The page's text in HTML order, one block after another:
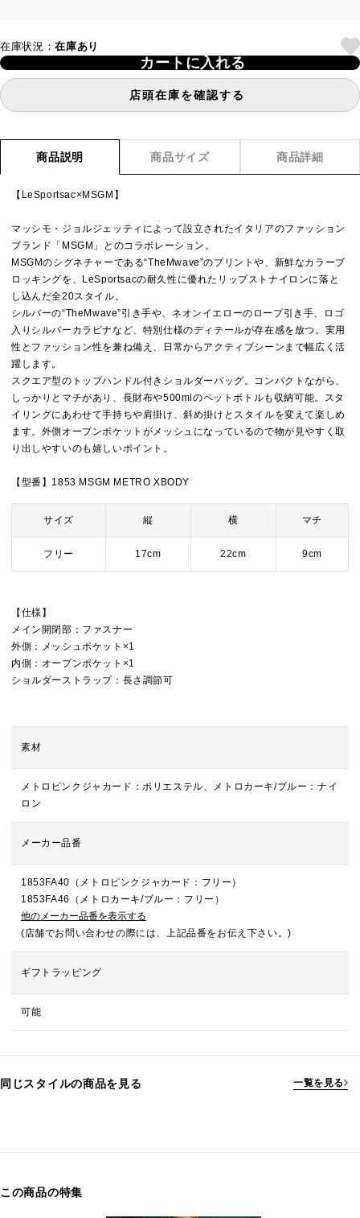
在庫状況：在庫あり
カートに入れる
店頭在庫を確認する
商品説明 商品サイズ 商品詳細
【LeSportsac×MSGM】
マッシモ・ジョルジェッティによって設立されたイタリアのファッション
ブランド「MSGM」とのコラボレーション。
MSGMのシグネチャーである“TheMwave”のプリントや、新鮮なカラーブ
ロッキングを、LeSportsacの耐久性に優れたリップストナイロンに落と
し込んだ全20スタイル。
シルバーの“TheMwave”引き手や、ネオンイエローのロープ引き手、ロゴ
入りシルバーカラビナなど、特別仕様のディテールが存在感を放つ。実用
性とファッション性を兼ね備え、日常からアクティブシーンまで幅広く活
躍します。
スクエア型のトップハンドル付きショルダーバッグ。コンパクトながら、
しっかりとマチがあり、長財布や500mlのペットボトルも収納可能。スタ
イリングにあわせて手持ちや肩掛け、斜め掛けとスタイルを変えて楽しめ
ます。外側オープンポケットがメッシュになっているので物が見やすく取
り出しやすいのも嬉しいポイント。
【型番】1853 MSGM METRO XBODY
サイズ 縦 横 マチ
フリー 17cm 22cm 9cm
【仕様】
メイン開閉部：ファスナー
外側：メッシュポケット×1
内側：オープンポケット×1
ショルダーストラップ：長さ調節可
素材
メトロピンクジャカード：ポリエステル、メトロカーキ/ブルー：ナイ
ロン
メーカー品番
1853FA40（メトロピンクジャカード：フリー）
1853FA46（メトロカーキ/ブルー：フリー）
他のメーカー品番を表示する
(店舗でお問い合わせの際には、上記品番をお伝え下さい。)
ギフトラッピング
可能
同じスタイルの商品を見る 一覧を見る
この商品の特集